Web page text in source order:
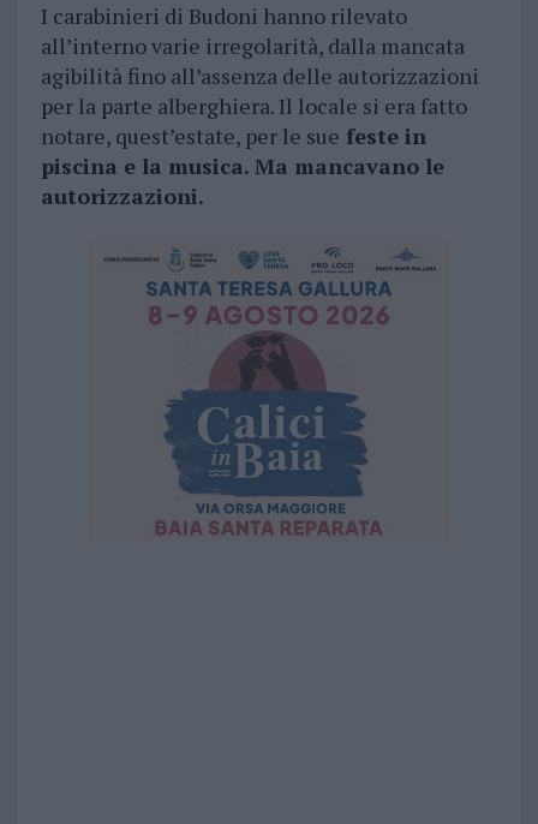
I carabinieri di Budoni hanno rilevato
all’interno varie irregolarità, dalla mancata
agibilità fino all’assenza delle autorizzazioni
per la parte alberghiera. Il locale si era fatto
notare, quest’estate, per le sue feste in
piscina e la musica. Ma mancavano le
autorizzazioni.